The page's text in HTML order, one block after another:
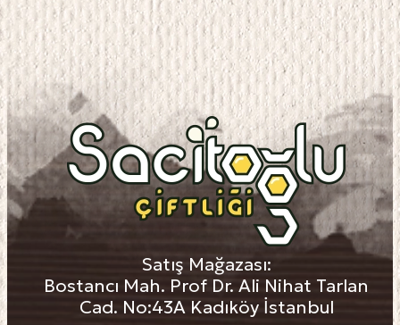
Satış Mağazası:
Bostancı Mah. Prof Dr. Ali Nihat Tarlan
Cad. No:43A Kadıköy İstanbul